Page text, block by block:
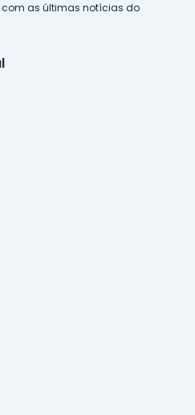
com as últimas notícias do